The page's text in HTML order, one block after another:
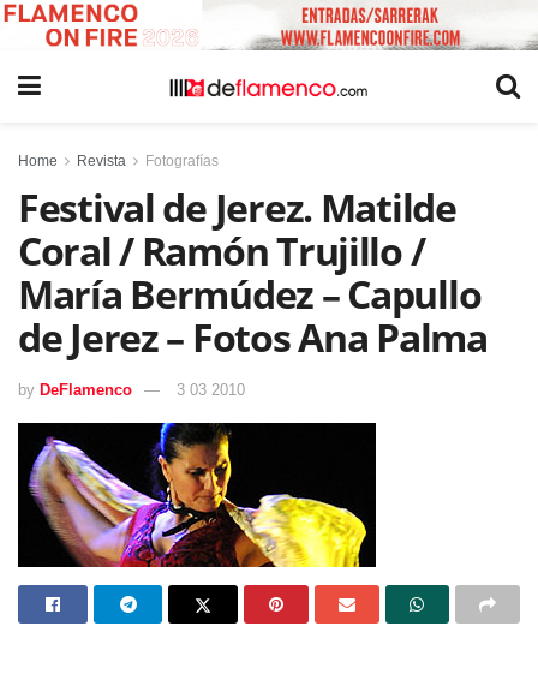
Home Revista Fotografías
Festival de Jerez. Matilde
Coral / Ramón Trujillo /
María Bermúdez – Capullo
de Jerez – Fotos Ana Palma
by DeFlamenco 3 03 2010